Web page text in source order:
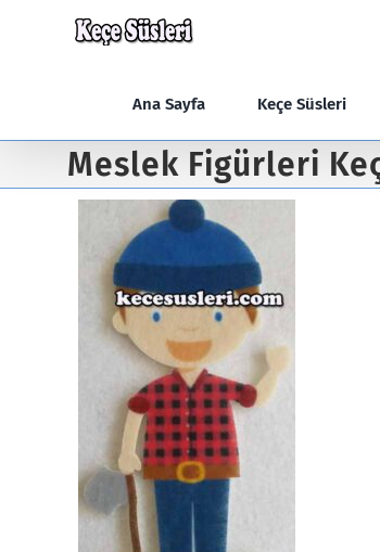
Ana Sayfa Keçe Süsleri
Meslek Figürleri